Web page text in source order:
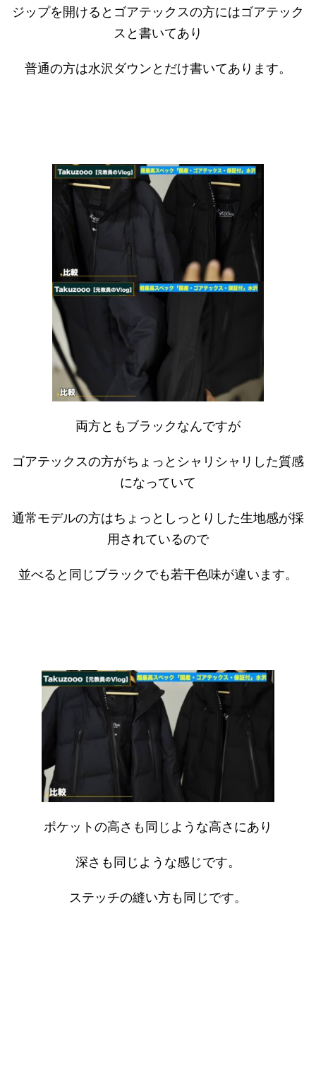
ジップを開けるとゴアテックスの方にはゴアテック
スと書いてあり
普通の方は水沢ダウンとだけ書いてあります。
両方ともブラックなんですが
ゴアテックスの方がちょっとシャリシャリした質感
になっていて
通常モデルの方はちょっとしっとりした生地感が採
用されているので
並べると同じブラックでも若干色味が違います。
ポケットの高さも同じような高さにあり
深さも同じような感じです。
ステッチの縫い方も同じです。